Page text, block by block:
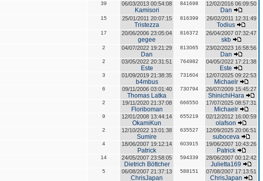
39 06/03/2013 00:54:08
Kamisori
841698 12/02/2016 06:09:50
Dan
15 25/01/2011 20:07:15
Tristezza
816399 26/02/2011 12:31:49
Todius
17 20/06/2006 23:05:04
gegee
816372 26/04/2007 07:32:47
skb
2 04/07/2022 19:21:29
Dan
813065 23/02/2023 16:58:56
Dan
2 03/05/2022 20:31:51
Este
764982 04/05/2022 17:21:38
Este
3 01/09/2019 21:38:35
b4mbus
731604 12/07/2025 09:22:53
Michaelr
6 09/11/2006 03:01:40
Thomas Latka
730794 26/07/2009 15:45:27
ShinichiHara
2 19/11/2020 21:37:08
Floriboman
666550 17/07/2025 08:57:31
Michaelr
9 12/01/2008 13:44:14
OkamiKun
655219 02/12/2012 16:00:59
olafson
2 12/10/2022 13:01:38
Sumire
635527 12/09/2025 20:06:51
suboceva
4 18/06/2007 19:12:14
Patrick
603915 19/06/2007 10:43:26
Patrick
14 24/05/2007 23:58:05
Dietrich Böttcher
594339 28/06/2007 00:12:42
Julietta169
5 06/08/2007 21:37:13
ChrisJapan
588151 07/08/2007 17:13:51
ChrisJapan